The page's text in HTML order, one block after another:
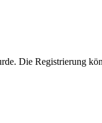
Die Registrierung